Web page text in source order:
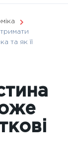
та як її